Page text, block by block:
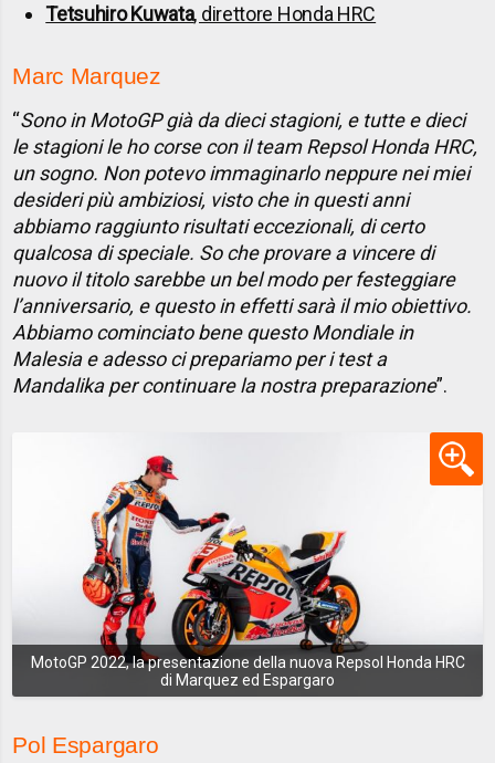
Tetsuhiro Kuwata, direttore Honda HRC
Marc Marquez
“Sono in MotoGP già da dieci stagioni, e tutte e dieci
le stagioni le ho corse con il team Repsol Honda HRC,
un sogno. Non potevo immaginarlo neppure nei miei
desideri più ambiziosi, visto che in questi anni
abbiamo raggiunto risultati eccezionali, di certo
qualcosa di speciale. So che provare a vincere di
nuovo il titolo sarebbe un bel modo per festeggiare
l’anniversario, e questo in effetti sarà il mio obiettivo.
Abbiamo cominciato bene questo Mondiale in
Malesia e adesso ci prepariamo per i test a
Mandalika per continuare la nostra preparazione”.
MotoGP 2022, la presentazione della nuova Repsol Honda HRC
di Marquez ed Espargaro
Pol Espargaro